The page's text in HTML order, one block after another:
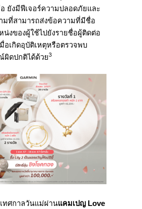
ยังมีฟีเจอร์ความปลอดภัยและ
มที่สามารถส่งข้อความที่มีชื่อ
น่งของผู้ใช้ไปยังรายชื่อผู้ติดต่อ
อเกิดอุบัติเหตุหรือตรวจพบ
ผิดปกติได้ด้วย3
ทศกาลวันแม่ผ่านแคมเปญ Love